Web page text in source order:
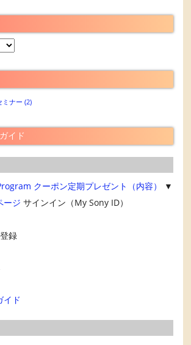
ミナー (2)
イド
クーポン定期プレゼント（内容）
▼
ージ サインイン（My Sony ID）
録
イド